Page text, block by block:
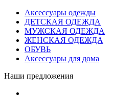
Аксессуары одежды
ДЕТСКАЯ ОДЕЖДА
МУЖСКАЯ ОДЕЖДА
ЖЕНСКАЯ ОДЕЖДА
ОБУВЬ
Аксессуары для дома
Наши предложения